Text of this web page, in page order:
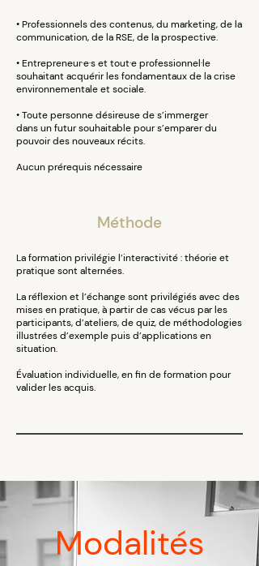
• Professionnels des contenus, du marketing, de la
communication, de la RSE, de la prospective.
• Entrepreneur·e·s et tout·e professionnel·le
souhaitant acquérir les fondamentaux de la crise
environnementale et sociale.
• Toute personne désireuse de s’immerger
dans un futur souhaitable pour s’emparer du
pouvoir des nouveaux récits.
Aucun prérequis nécessaire
Méthode
La formation privilégie l’interactivité : théorie et
pratique sont alternées.
La réflexion et l’échange sont privilégiés avec des
mises en pratique, à partir de cas vécus par les
participants, d’ateliers, de quiz, de méthodologies
illustrées d’exemple puis d’applications en
situation.
Évaluation individuelle, en fin de formation pour
valider les acquis.
Modalités